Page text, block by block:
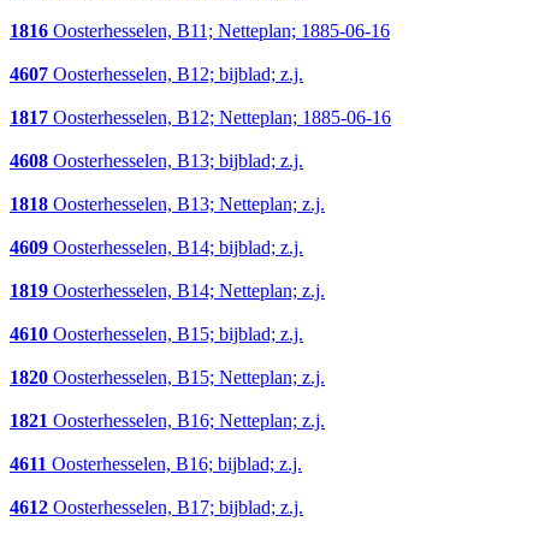
1816 Oosterhesselen, B11; Netteplan; 1885-06-16
4607 Oosterhesselen, B12; bijblad; z.j.
1817 Oosterhesselen, B12; Netteplan; 1885-06-16
4608 Oosterhesselen, B13; bijblad; z.j.
1818 Oosterhesselen, B13; Netteplan; z.j.
4609 Oosterhesselen, B14; bijblad; z.j.
1819 Oosterhesselen, B14; Netteplan; z.j.
4610 Oosterhesselen, B15; bijblad; z.j.
1820 Oosterhesselen, B15; Netteplan; z.j.
1821 Oosterhesselen, B16; Netteplan; z.j.
4611 Oosterhesselen, B16; bijblad; z.j.
4612 Oosterhesselen, B17; bijblad; z.j.